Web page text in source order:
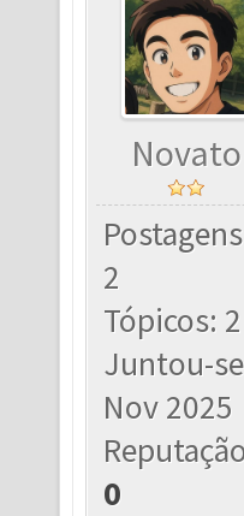
Novato
2
Tópicos: 2
Juntou-
Nov 2025
0